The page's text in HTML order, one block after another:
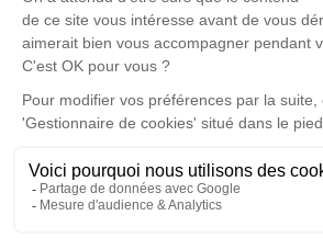
Liens utiles
Publier un avis de décès
Signaler un abus/une erreur
Consultez nos offres d'emploi
Politique de traitement des données